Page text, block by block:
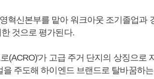
혁신본부를 맡아 워크아웃 조기졸업과
것으로 평가된다.
(ACRO)'가 고급 주거 단지의 상징으로
주도해 하이엔드 브랜드로 탈바꿈하